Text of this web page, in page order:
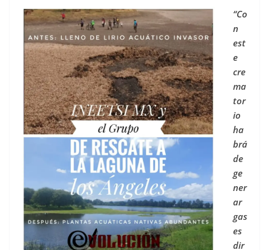
“Co
n
est
e
cre
ma
tor
io
ha
brá
de
ge
ner
ar
gas
es
dir